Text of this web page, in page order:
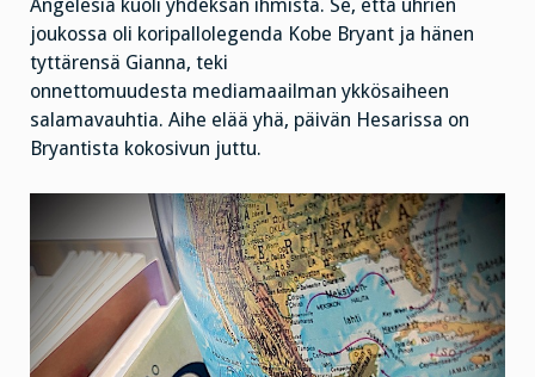
Angelesia kuoli yhdeksän ihmistä. Se, että uhrien
joukossa oli koripallolegenda Kobe Bryant ja hänen
tyttärensä Gianna, teki
onnettomuudesta mediamaailman ykkösaiheen
salamavauhtia. Aihe elää yhä, päivän Hesarissa on
Bryantista kokosivun juttu.